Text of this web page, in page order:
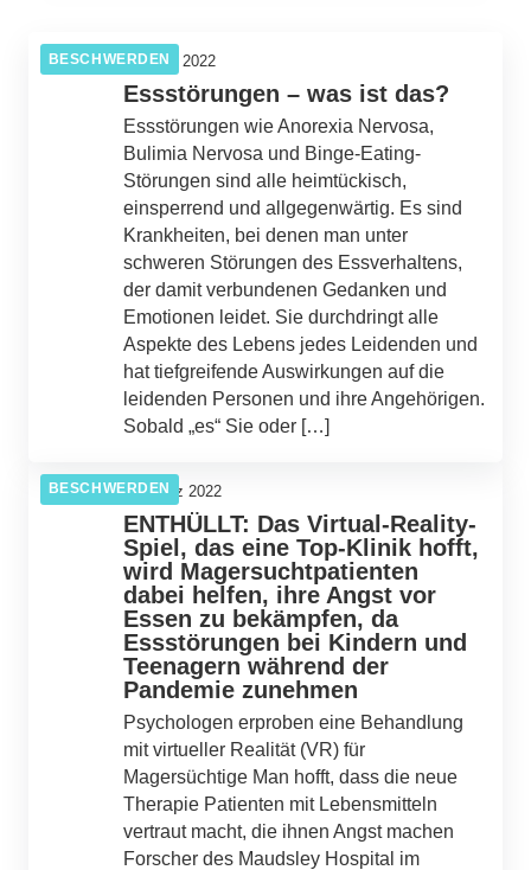
BESCHWERDEN25. Juni 2022
Essstörungen – was ist das?
Essstörungen wie Anorexia Nervosa,
Bulimia Nervosa und Binge-Eating-
Störungen sind alle heimtückisch,
einsperrend und allgegenwärtig. Es sind
Krankheiten, bei denen man unter
schweren Störungen des Essverhaltens,
der damit verbundenen Gedanken und
Emotionen leidet. Sie durchdringt alle
Aspekte des Lebens jedes Leidenden und
hat tiefgreifende Auswirkungen auf die
leidenden Personen und ihre Angehörigen.
Sobald „es“ Sie oder […]
BESCHWERDEN12. März 2022
ENTHÜLLT: Das Virtual-Reality-
Spiel, das eine Top-Klinik hofft,
wird Magersuchtpatienten
dabei helfen, ihre Angst vor
Essen zu bekämpfen, da
Essstörungen bei Kindern und
Teenagern während der
Pandemie zunehmen
Psychologen erproben eine Behandlung
mit virtueller Realität (VR) für
Magersüchtige Man hofft, dass die neue
Therapie Patienten mit Lebensmitteln
vertraut macht, die ihnen Angst machen
Forscher des Maudsley Hospital im